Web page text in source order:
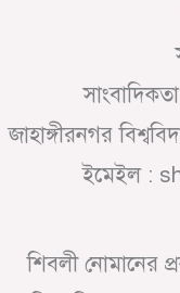
জাহাঙ্গীরনগর
ইমেইল :
শিবলী নোমানের